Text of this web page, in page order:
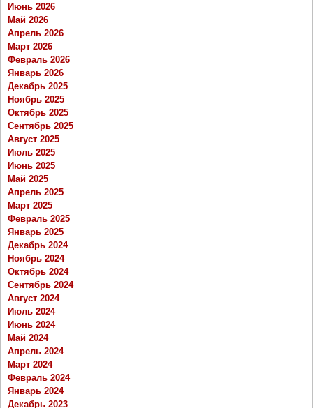
Июнь 2026
Май 2026
Апрель 2026
Март 2026
Февраль 2026
Январь 2026
Декабрь 2025
Ноябрь 2025
Октябрь 2025
Сентябрь 2025
Август 2025
Июль 2025
Июнь 2025
Май 2025
Апрель 2025
Март 2025
Февраль 2025
Январь 2025
Декабрь 2024
Ноябрь 2024
Октябрь 2024
Сентябрь 2024
Август 2024
Июль 2024
Июнь 2024
Май 2024
Апрель 2024
Март 2024
Февраль 2024
Январь 2024
Декабрь 2023